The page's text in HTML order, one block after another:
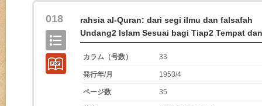
018
rahsia al-Quran: dari segi ilmu dan falsafah
Undang2 Islam Sesuai bagi Tiap2 Tempat
カラム（号数） 33
発行年/月 1953/4
ページ数 35